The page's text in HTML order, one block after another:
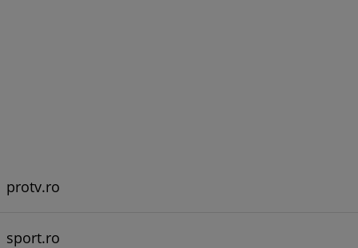
protv.ro
sport.ro